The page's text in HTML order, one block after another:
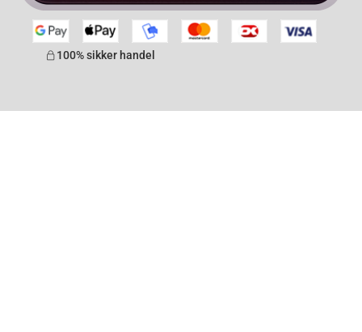
100% sikker handel